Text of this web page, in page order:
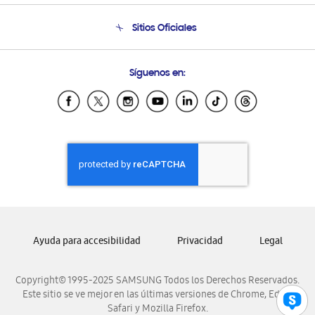
Condiciones de Compra
Soporte vía eMail
Sitios Oficiales
Samsung Ecuador
Samsung El Salvador
Samsung Honduras
Samsung Nicaragua
Samsung Panamá
Samsung Venezuela
Síguenos en:
Copyright© 1995-2025 SAMSUNG Todos los Derechos Reservados.
Este sitio se ve mejor en las últimas versiones de Chrome, Edge,
Safari y Mozilla Firefox.
Ayuda para accesibilidad Privacidad Legal